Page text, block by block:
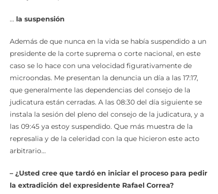
… la suspensión
Además de que nunca en la vida se había suspendido a un
presidente de la corte suprema o corte nacional, en este
caso se lo hace con una velocidad figurativamente de
microondas. Me presentan la denuncia un día a las 17:17,
que generalmente las dependencias del consejo de la
judicatura están cerradas. A las 08:30 del día siguiente se
instala la sesión del pleno del consejo de la judicatura, y a
las 09:45 ya estoy suspendido. Que más muestra de la
represalia y de la celeridad con la que hicieron este acto
arbitrario…
– ¿Usted cree que tardó en iniciar el proceso para pedir
la extradición del expresidente Rafael Correa?